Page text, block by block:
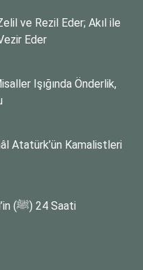
ve Rezil Eder; Akıl ile
Eder
Işığında Önderlik,
Atatürk’ün Kamalistleri
Allah’ın (cc) Elçisi Hz. Muhammed’in (ﷺ) 24 Saati